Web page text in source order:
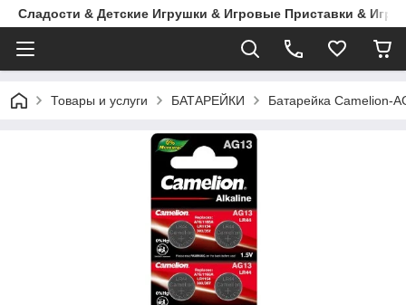
Сладости & Детские Игрушки & Игровые Приставки & Игры
Товары и услуги БАТАРЕЙКИ Батарейка Camelion-